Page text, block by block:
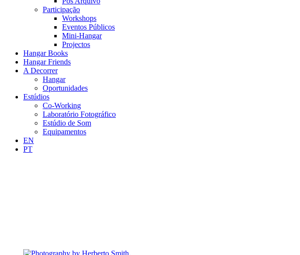
Participação
Workshops
Eventos Públicos
Mini-Hangar
Projectos
Hangar Books
Hangar Friends
A Decorrer
Hangar
Oportunidades
Estúdios
Co-Working
Laboratório Fotográfico
Estúdio de Som
Equipamentos
EN
PT